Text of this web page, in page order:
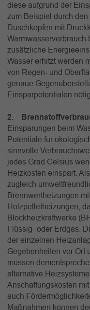
diese aufgrund der
zum Beispiel durch
Duschköpfen mit
Warmwasserverbrauch
zusätzliche
Wasser erhitzt werden
von Regen- und
genaue
Einsparpotentialen nötig.
2.
Einsparungen beim
Potentiale für
sinnvolle
jedes Grad Celsius
Heizkosten einspart.
zugleich
Brennwertheizungen
Holzpelletheizungen,
Blockheizkraftwerke
Flüssig- oder Erdgas.
der einzelnen
Gegebenheiten vor Ort
müssen
alternative
Anschaffungskosten
auch
Maßnahmen können